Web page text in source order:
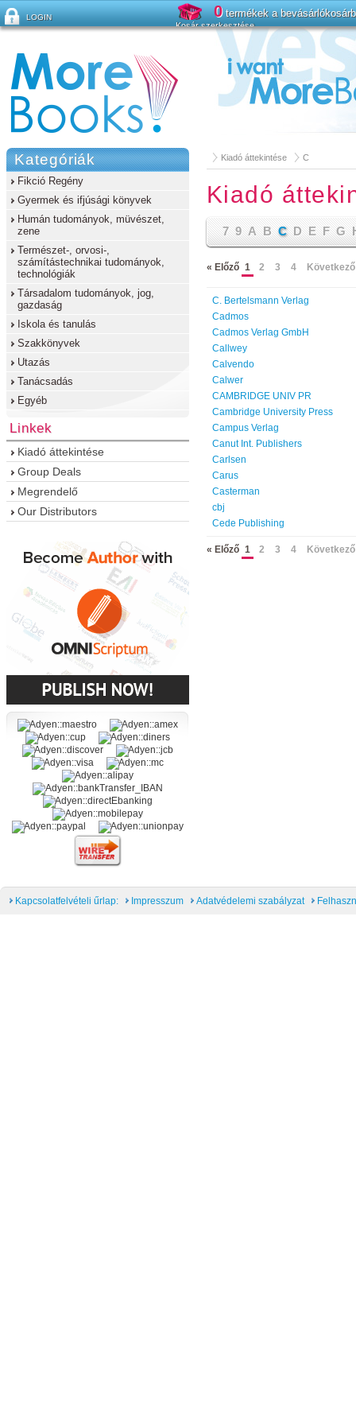
Kiadó áttekintése C
Kiadó
7 9 A B C D E F G
« Előző 1 2 3 4
C. Bertelsmann Verlag
Cadmos
Cadmos Verlag GmbH
Callwey
Calvendo
Calwer
CAMBRIDGE UNIV PR
Cambridge University Press
Campus Verlag
Canut Int. Publishers
Carlsen
Carus
Casterman
cbj
Cede Publishing
« Előző 1 2 3 4
Kategóriák
Fikció Regény
Gyermek és ifjúsági könyvek
Humán tudományok, müvészet,
zene
Természet-, orvosi-,
számítástechnikai tudományok,
technológiák
Társadalom tudományok, jog,
gazdaság
Iskola és tanulás
Szakkönyvek
Utazás
Tanácsadás
Egyéb
Linkek
Kiadó áttekintése
Group Deals
Megrendelő
Our Distributors
Kapcsolatfelvételi űrlap: Impresszum Adatvédelemi szabályzat
LOGIN
Elfelejtette a jelszavát?
0termékek a
Kosár szerkesztése